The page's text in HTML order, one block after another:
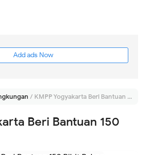
Add ads Now
/ KMPP Yogyakarta Beri Bantuan 150 Bibit Pohon
Beri Bantuan 150